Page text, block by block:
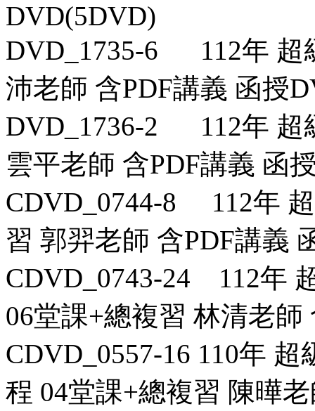
DVD(5DVD)
DVD_1735-6 112年 超
沛老師 含PDF講義 函授
DVD_1736-2 112年 超
雲平老師 含PDF講義 函
CDVD_0744-8 112年
習 郭羿老師 含PDF講義
CDVD_0743-24 112年
06堂課+總複習 林清老
CDVD_0557-16 110年
程 04堂課+總複習 陳曄